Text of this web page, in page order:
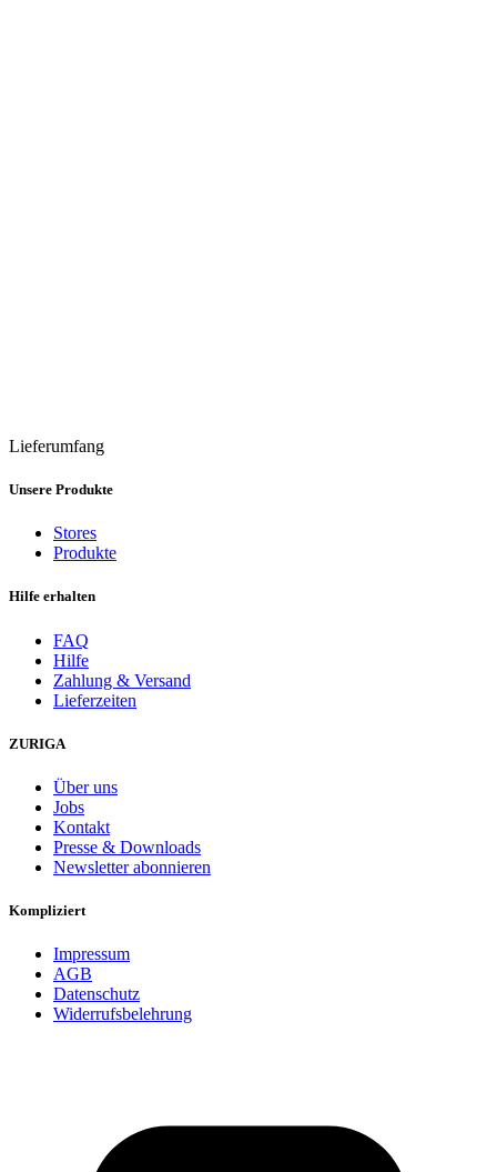
Lieferumfang
Unsere Produkte
Stores
Produkte
Hilfe erhalten
FAQ
Hilfe
Zahlung & Versand
Lieferzeiten
ZURIGA
Über uns
Jobs
Kontakt
Presse & Downloads
Newsletter abonnieren
Kompliziert
Impressum
AGB
Datenschutz
Widerrufsbelehrung